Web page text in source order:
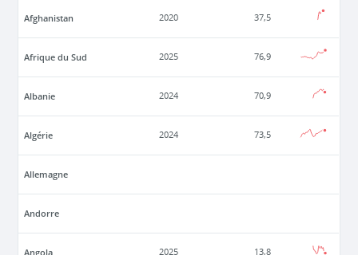
Afghanistan 2020 37,5
Afrique du Sud 2025 76,9
Albanie 2024 70,9
Algérie 2024 73,5
Allemagne
Andorre
Angola 2025 13,8